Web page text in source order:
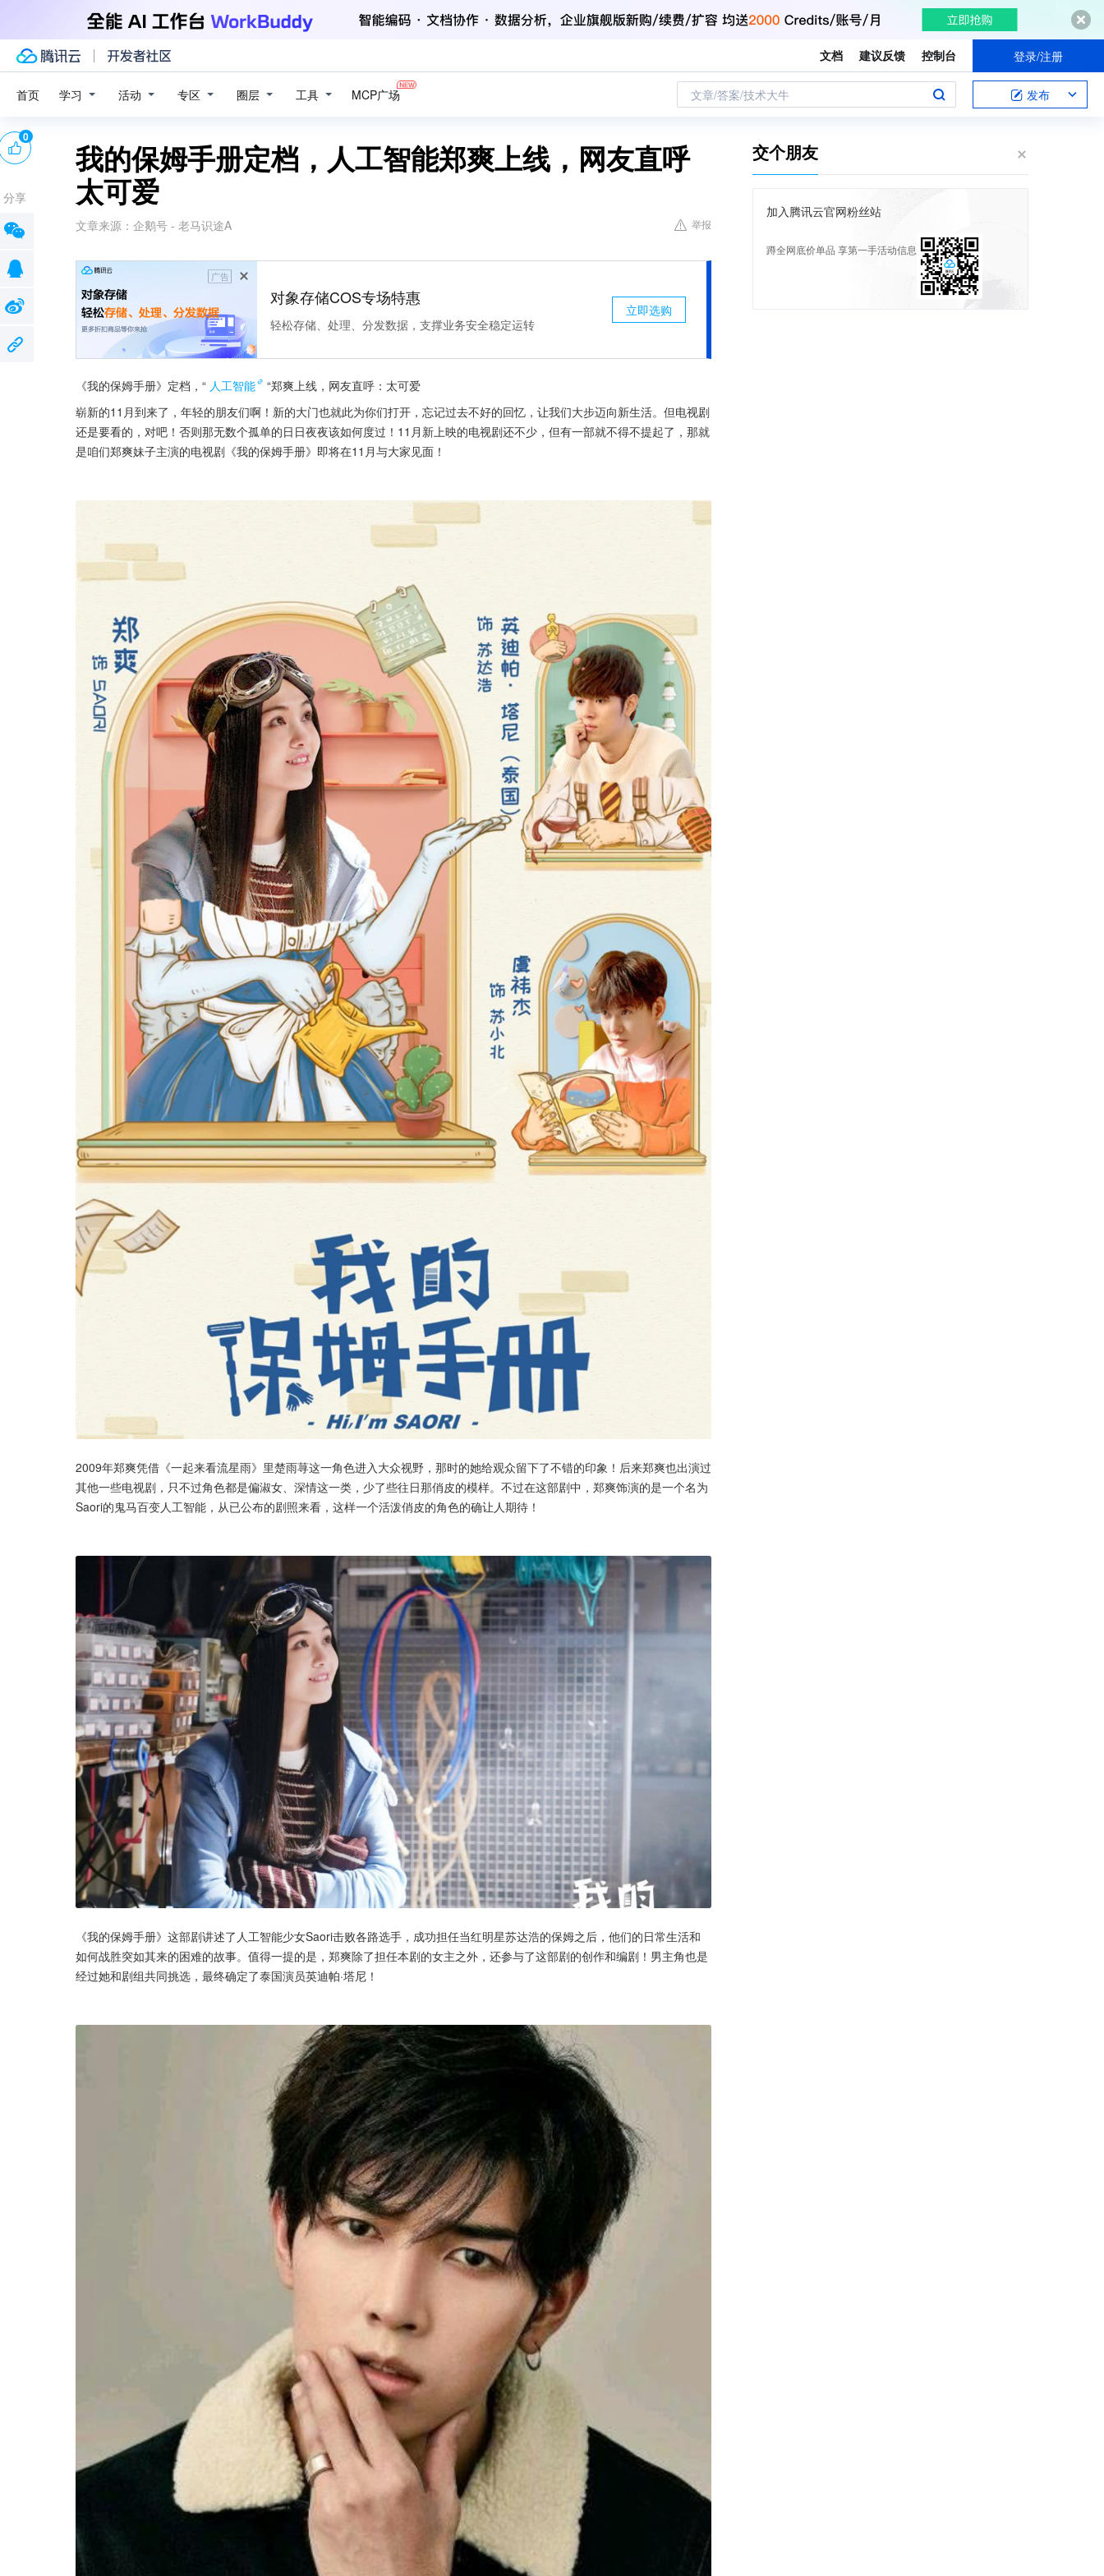
文档 建议反馈 控制台 登录/注册
首页 学习 活动 专区 圈层 工具 MCP广场 文章/答案/技术大牛 发布
我的保姆手册定档，人工智能郑爽上线，网友直呼
太可爱
文章来源： 企鹅号 - 老马识途A 举报
广告
对象存储COS专场特惠
轻松存储、处理、分发数据，支撑业务安全稳定运转
立即选购
《我的保姆手册》定档，“ 人工智能
“郑爽上线，网友直呼：太可爱
崭新的11月到来了，年轻的朋友们啊！新的大门也就此为你们打开，忘记过去不好的回忆，让我们大步迈向新生活。但电视剧
还是要看的，对吧！否则那无数个孤单的日日夜夜该如何度过！11月新上映的电视剧还不少，但有一部就不得不提起了，那就
是咱们郑爽妹子主演的电视剧《我的保姆手册》即将在11月与大家见面！
2009年郑爽凭借《一起来看流星雨》里楚雨荨这一角色进入大众视野，那时的她给观众留下了不错的印象！后来郑爽也出演过
其他一些电视剧，只不过角色都是偏淑女、深情这一类，少了些往日那俏皮的模样。不过在这部剧中，郑爽饰演的是一个名为
Saori的鬼马百变人工智能，从已公布的剧照来看，这样一个活泼俏皮的角色的确让人期待！
《我的保姆手册》这部剧讲述了人工智能少女Saori击败各路选手，成功担任当红明星苏达浩的保姆之后，他们的日常生活和
如何战胜突如其来的困难的故事。值得一提的是，郑爽除了担任本剧的女主之外，还参与了这部剧的创作和编剧！男主角也是
经过她和剧组共同挑选，最终确定了泰国演员英迪帕·塔尼！
0
分享
交个朋友
加入腾讯云官网粉丝站
蹲全网底价单品 享第一手活动信息